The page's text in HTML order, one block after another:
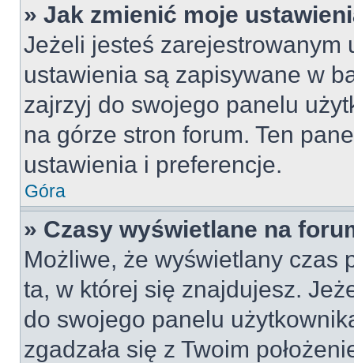
» Jak zmienić moje
Jeżeli jesteś zarejestrowanym
ustawienia są zapisywane w
zajrzyj do swojego panelu
na górze stron forum. Ten
ustawienia i preferencje.
Góra
» Czasy wyświetlane na
Możliwe, że wyświetlany czas
ta, w której się znajdujesz.
do swojego panelu
zgadzała się z Twoim